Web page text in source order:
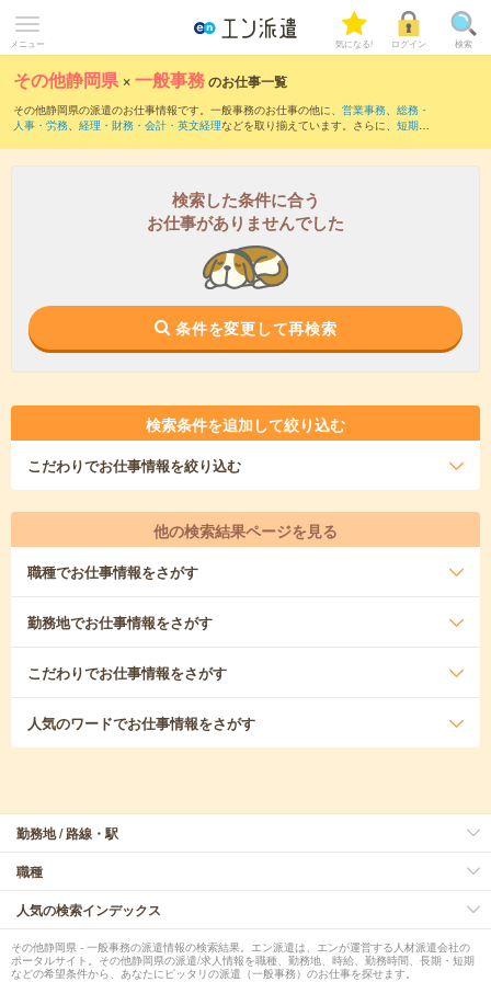
メニュー 気になる! ログイン 検索
その他静岡県 ×一般事務のお仕事一覧
その他静岡県の派遣のお仕事情報です。一般事務のお仕事の他に、 営業事務、 総務・
人事・労務、 経理・財務・会計・英文経理などを取り揃えています。さらに、 短期・
検索した条件に合う
お仕事がありませんでした
条件を変更して再検索
検索条件を追加して絞り込む
こだわりでお仕事情報を絞り込む
他の検索結果ページを見る
職種でお仕事情報をさがす
勤務地でお仕事情報をさがす
こだわりでお仕事情報をさがす
人気のワードでお仕事情報をさがす
勤務地 / 路線・駅
職種
人気の検索インデックス
その他静岡県 - 一般事務の派遣情報の検索結果。エン派遣は、エンが運営する人材派遣会社の
ポータルサイト。その他静岡県の派遣/求人情報を職種、勤務地、時給、勤務時間、長期・短期
などの希望条件から、あなたにピッタリの派遣（一般事務）のお仕事を探せます。